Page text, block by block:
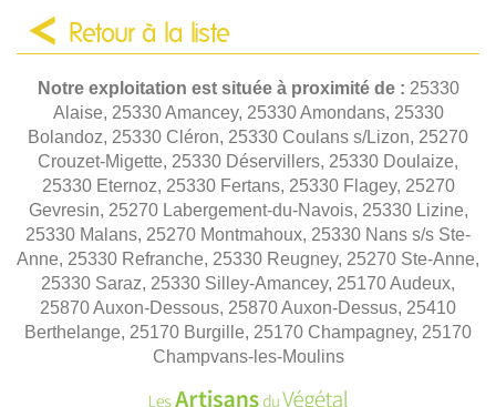
Retour à la liste
Notre exploitation est située à proximité de : 25330
Alaise, 25330 Amancey, 25330 Amondans, 25330
Bolandoz, 25330 Cléron, 25330 Coulans s/Lizon, 25270
Crouzet-Migette, 25330 Déservillers, 25330 Doulaize,
25330 Eternoz, 25330 Fertans, 25330 Flagey, 25270
Gevresin, 25270 Labergement-du-Navois, 25330 Lizine,
25330 Malans, 25270 Montmahoux, 25330 Nans s/s Ste-
Anne, 25330 Refranche, 25330 Reugney, 25270 Ste-Anne,
25330 Saraz, 25330 Silley-Amancey, 25170 Audeux,
25870 Auxon-Dessous, 25870 Auxon-Dessus, 25410
Berthelange, 25170 Burgille, 25170 Champagney, 25170
Champvans-les-Moulins